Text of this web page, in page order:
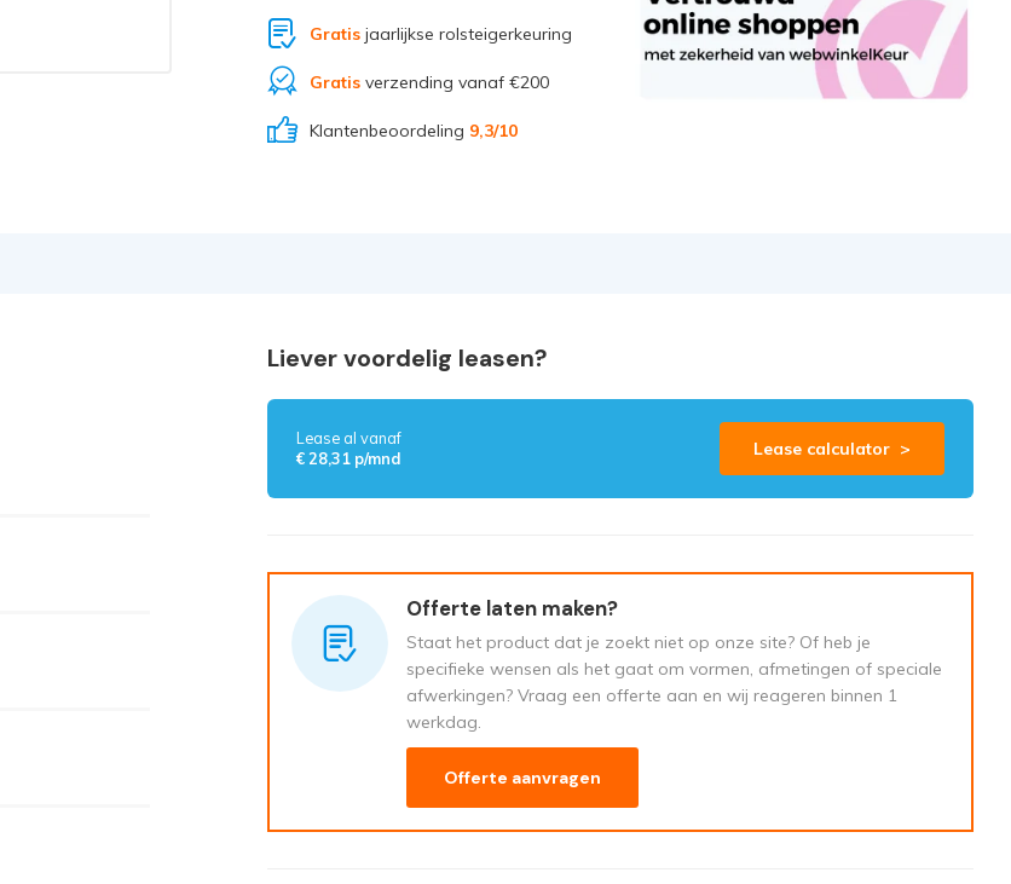
Gratis jaarlijkse rolsteigerkeuring
Gratis verzending vanaf €200
Klantenbeoordeling 9,3/10
Liever voordelig leasen?
Lease al vanaf
€ 28,31 p/mnd
Lease calculator >
Offerte laten maken?
Staat het product dat je zoekt niet op onze site? Of heb je
specifieke wensen als het gaat om vormen, afmetingen of speciale
afwerkingen? Vraag een offerte aan en wij reageren binnen 1
werkdag.
Offerte aanvragen